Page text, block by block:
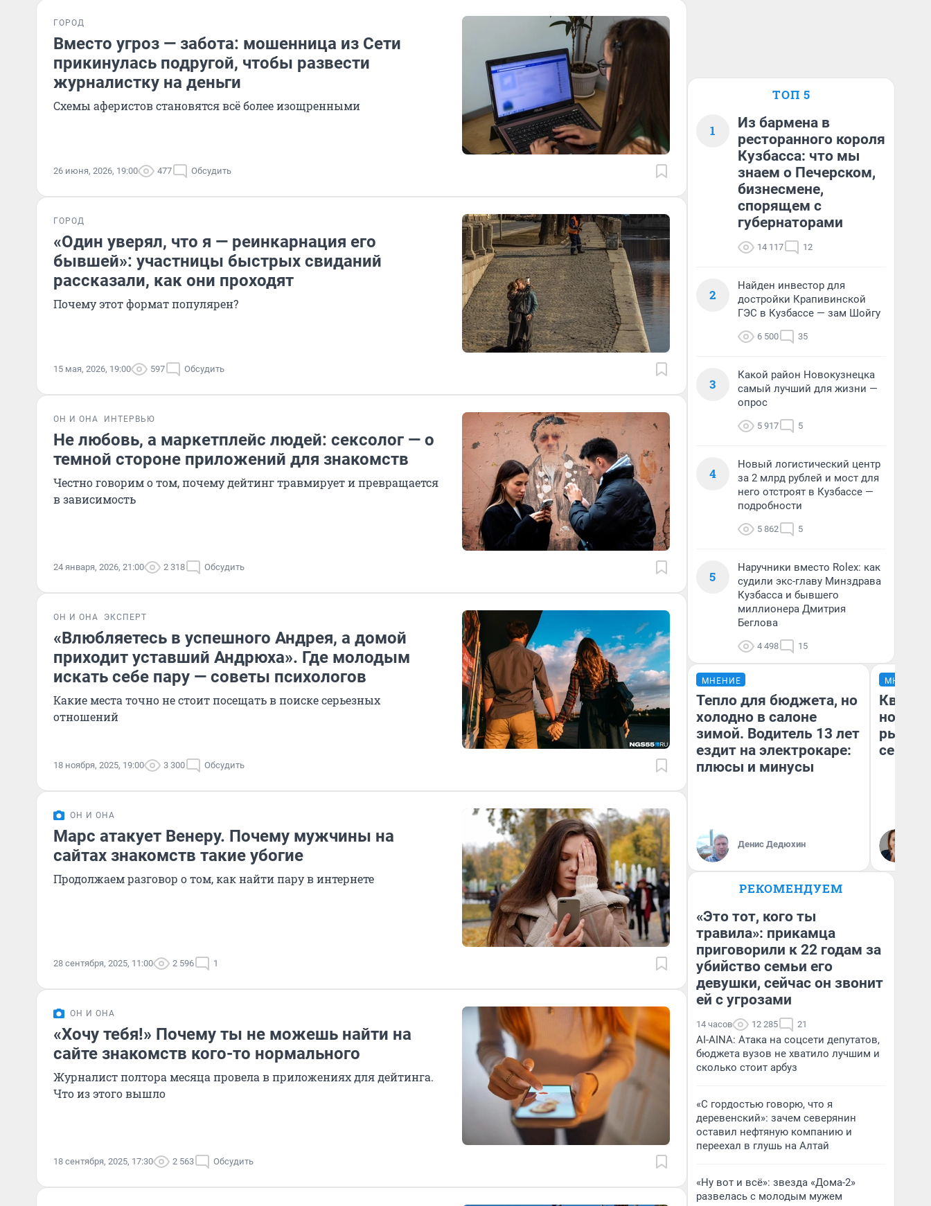
ГОРОД
Вместо угроз — забота: мошенница из Сети
прикинулась подругой, чтобы развести
журналистку на деньги
Схемы аферистов становятся всё более изощренными
26 июня, 2026, 19:00 477 Обсудить
ГОРОД
«Один уверял, что я — реинкарнация его
бывшей»: участницы быстрых свиданий
рассказали, как они проходят
Почему этот формат популярен?
15 мая, 2026, 19:00 597 Обсудить
ОН И ОНА ИНТЕРВЬЮ
Не любовь, а маркетплейс людей: сексолог — о
темной стороне приложений для знакомств
Честно говорим о том, почему дейтинг травмирует и превращается
в зависимость
24 января, 2026, 21:00 2 318 Обсудить
ОН И ОНА ЭКСПЕРТ
«Влюбляетесь в успешного Андрея, а домой
приходит уставший Андрюха». Где молодым
искать себе пару — советы психологов
Какие места точно не стоит посещать в поиске серьезных
отношений
18 ноября, 2025, 19:00 3 300 Обсудить
ОН И ОНА
Марс атакует Венеру. Почему мужчины на
сайтах знакомств такие убогие
Продолжаем разговор о том, как найти пару в интернете
28 сентября, 2025, 11:00 2 596 1
ОН И ОНА
«Хочу тебя!» Почему ты не можешь найти на
сайте знакомств кого-то нормального
Журналист полтора месяца провела в приложениях для дейтинга.
Что из этого вышло
18 сентября, 2025, 17:30 2 563 Обсудить
ТОП 5
1
Из бармена в
ресторанного короля
Кузбасса: что мы
знаем о Печерском,
бизнесмене,
спорящем с
губернаторами
14 117 12
2
Найден инвестор для
достройки Крапивинской
ГЭС в Кузбассе — зам Шойгу
6 500 35
3
Какой район Новокузнецка
самый лучший для жизни —
опрос
5 917 5
4
Новый логистический центр
за 2 млрд рублей и мост для
него отстроят в Кузбассе —
подробности
5 862 5
5
Наручники вместо Rolex: как
судили экс-главу Минздрава
Кузбасса и бывшего
миллионера Дмитрия
Беглова
4 498 15
МНЕНИЕ
Тепло для бюджета, но
холодно в салоне
зимой. Водитель 13 лет
ездит на электрокаре:
плюсы и минусы
Денис Дедюхин
МНЕНИЕ
но
рынок
РЕКОМЕНДУЕМ
«Это тот, кого ты
травила»: прикамца
приговорили к 22 годам за
убийство семьи его
девушки, сейчас он звонит
ей с угрозами
14 часов 12 285 21
AI-AINA: Атака на соцсети депутатов,
бюджета вузов не хватило лучшим и
сколько стоит арбуз
«С гордостью говорю, что я
деревенский»: зачем северянин
оставил нефтяную компанию и
переехал в глушь на Алтай
«Ну вот и всё»: звезда «Дома-2»
развелась с молодым мужем